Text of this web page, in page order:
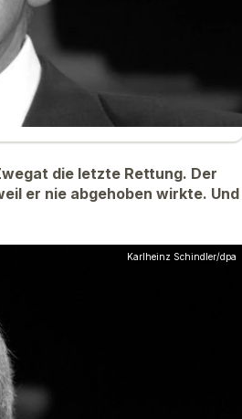
die letzte Rettung. Der
er nie abgehoben wirkte. Und
Karlheinz Schindler/dpa